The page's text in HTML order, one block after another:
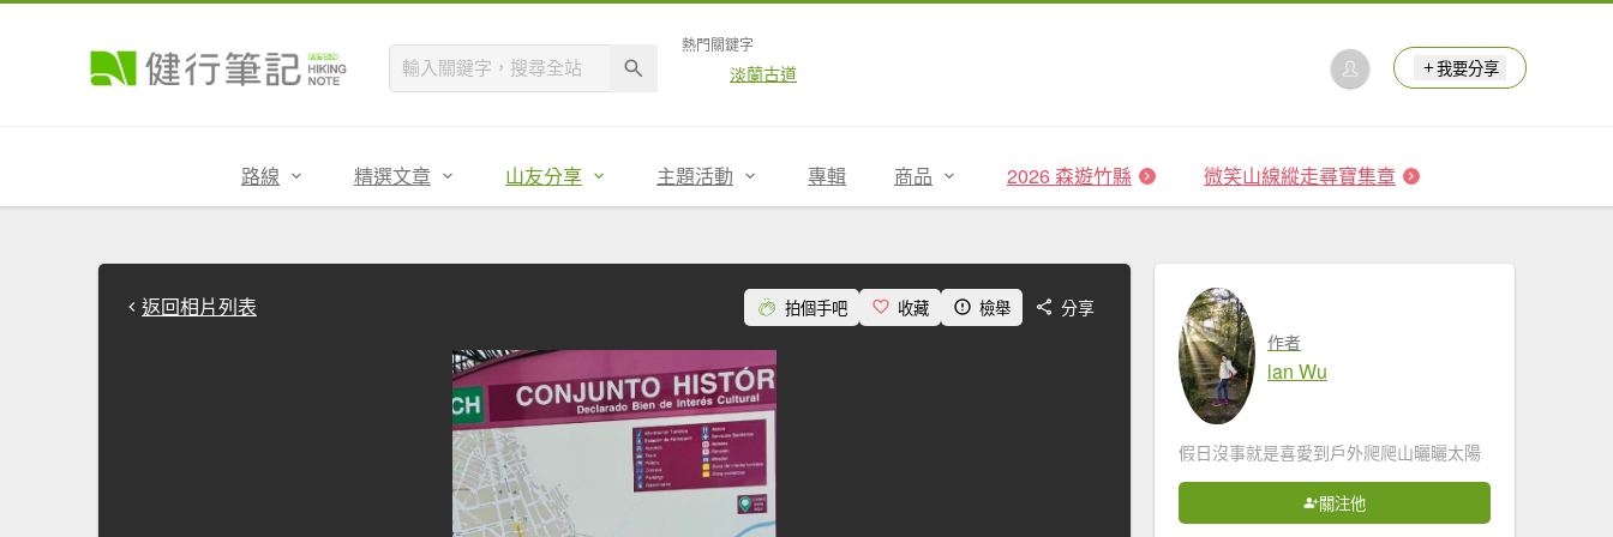
熱門關鍵字
淡蘭古道 我要分享
路線 精選文章 山友分享 主題活動 專輯 商品 2026 森遊竹縣 微笑山線縱走尋寶集章
返回相片列表 拍個手吧 收藏 檢舉
分享
作者
lan Wu
假日沒事就是喜愛到戶外爬爬山曬曬太陽
關注他